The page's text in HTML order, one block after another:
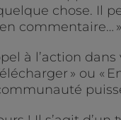
chose. Il
commentaire…
à l’action
» ou